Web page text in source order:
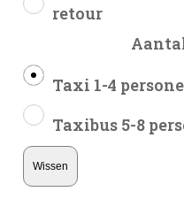
retour
Taxi 1-4
Taxibus 5-8
Wissen